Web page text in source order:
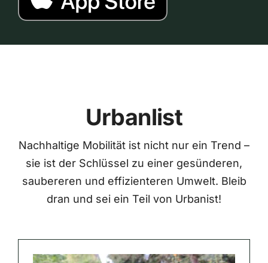
Urbanlist
Nachhaltige Mobilität ist nicht nur ein Trend –
sie ist der Schlüssel zu einer gesünderen,
saubereren und effizienteren Umwelt. Bleib
dran und sei ein Teil von Urbanist!